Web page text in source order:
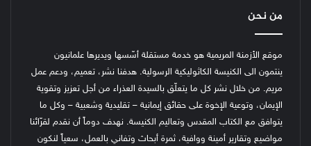
من نحن
موقع الأزمنة المريمية هو خدمة مستقلة أسّسها ويديرها علمانيون
ينتمون الى الكنيسة الكاثوليكية الرسولية. هدفنا نشر، تعميم، ودعم عمل
مريم. من خلال نشر كل ما يتعلّق بالسيدة العذراء من أجل تعزيز وتقوية
الإيمان، وتوعية الإخوة على حقائق إيمانية – تقليدية وشعبية – وكل ما
يتوافق مع الكتاب المقدس وتعاليم الكنيسة. نهدف دوماً أن نقدم لقرّائنا
مواضيع وتقارير أمينة ووافية، ثمرة أبحاث وتفاني بالعمل، سعياً لنكون